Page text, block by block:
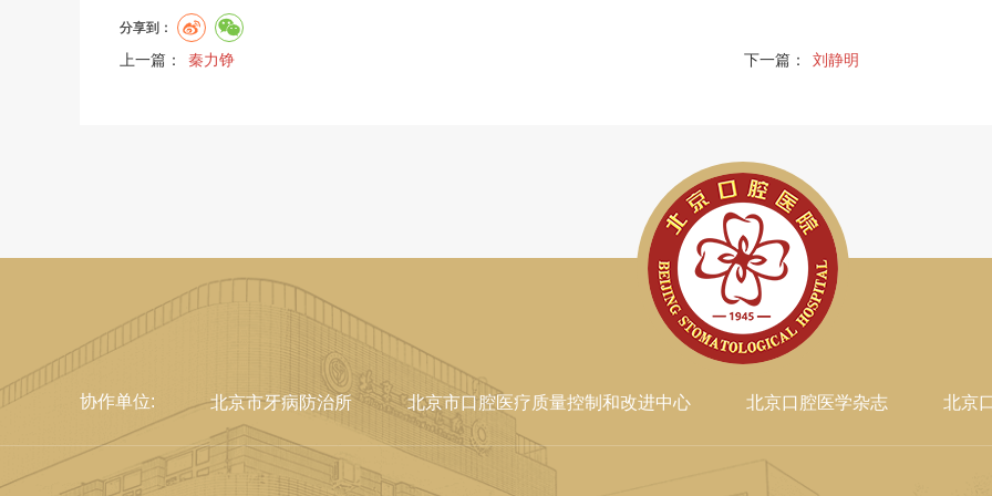
分享到：
上一篇： 秦力铮 下一篇： 刘静明
协作单位: 北京市牙病防治所 北京市口腔医疗质量控制和改进中心 北京口腔医学杂志 北京